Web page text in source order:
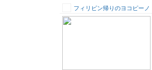
フィリピン帰りのヨコピーノ